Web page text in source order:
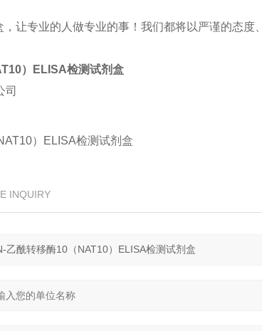
，让专业的人做专业的事！我们都将以严谨的态度
）ELISA检测试剂盒
司
INQUIRY